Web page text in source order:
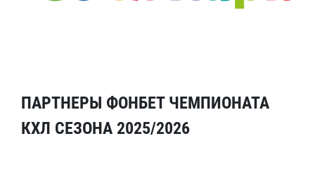
ПАРТНЕРЫ ФОНБЕТ ЧЕМПИОНАТА
КХЛ СЕЗОНА 2025/2026